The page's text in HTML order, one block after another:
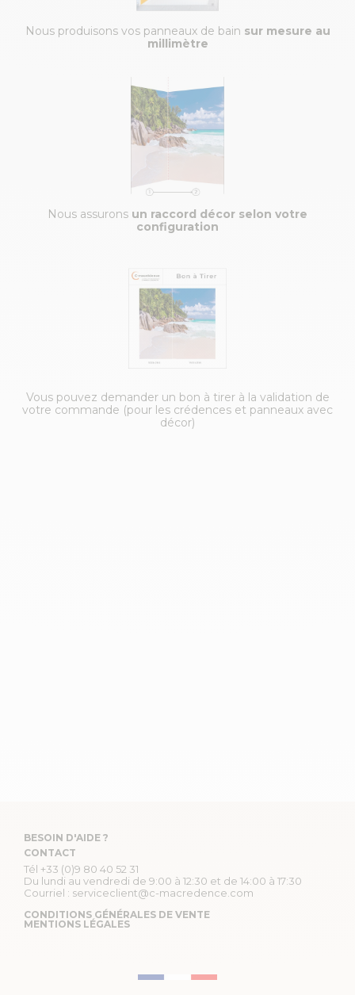
Nous produisons vos panneaux de bain sur mesure au
millimètre
Nous assurons un raccord décor selon votre
configuration
Vous pouvez demander un bon à tirer à la validation de
votre commande (pour les crédences et panneaux avec
décor)
BESOIN D'AIDE ?
CONTACT
Tél +33 (0)9 80 40 52 31
Du lundi au vendredi de 9:00 à 12:30 et de 14:00 à 17:30
Courriel : serviceclient@c-macredence.com
CONDITIONS GÉNÉRALES DE VENTE
MENTIONS LÉGALES